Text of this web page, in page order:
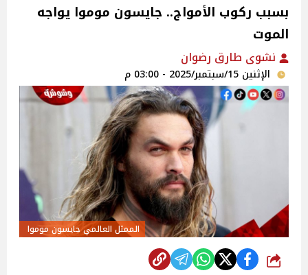
بسبب ركوب الأمواج.. جايسون موموا يواجه
الموت
نشوى طارق رضوان
الإثنين 15/سبتمبر/2025 - 03:00 م
الممثل العالمي جايسون موموا
شارك